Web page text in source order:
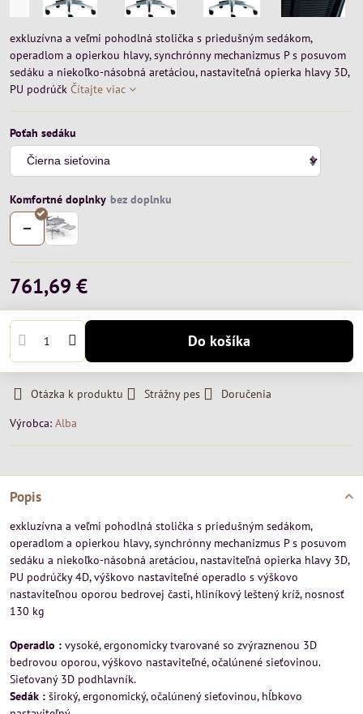
exkluzívna a veľmi pohodlná stolička s priedušným sedákom,
operadlom a opierkou hlavy, synchrónny mechanizmus P s posuvom
sedáku a niekoľko-násobná aretáciou, nastaviteľná opierka hlavy 3D,
PU podrúčk Čítajte viac
Poťah sedáku
Komfortné doplnky
761,69 €
Do košíka
Otázka k produktu Strážny pes
Doručenia
Výrobca: Alba
Popis
exkluzívna a veľmi pohodlná stolička s priedušným sedákom,
operadlom a opierkou hlavy, synchrónny mechanizmus P s posuvom
sedáku a niekoľko-násobná aretáciou, nastaviteľná opierka hlavy 3D,
PU podrúčky 4D, výškovo nastaviteľné operadlo s výškovo
nastaviteľnou oporou bedrovej časti, hliníkový leštený kríž, nosnosť
130 kg
Operadlo : vysoké, ergonomicky tvarované so zvýraznenou 3D
bedrovou oporou, výškovo nastaviteľné, očalúnené sieťovinou.
Sieťovaný 3D podhlavník.
Sedák : široký, ergonomický, očalúnený sieťovinou, hĺbkovo